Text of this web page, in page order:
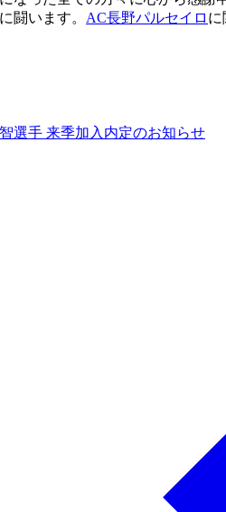
闘います。 AC長野パルセイロ に
選手 来季加入内定のお知らせ